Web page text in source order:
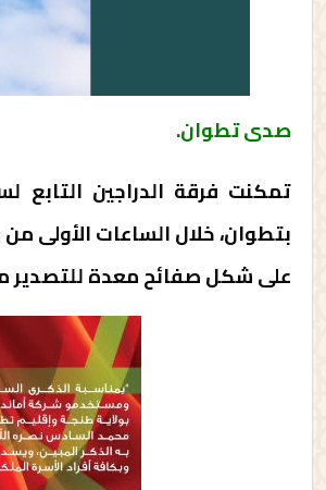
صدى تطوان.
تمكنت فرقة الدراجين التابع
على شكل صفائح معدة للتصدير